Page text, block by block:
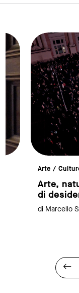
Arte / Culture -
Arte,
di desideri
di Marcello